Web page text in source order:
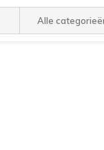
Alle